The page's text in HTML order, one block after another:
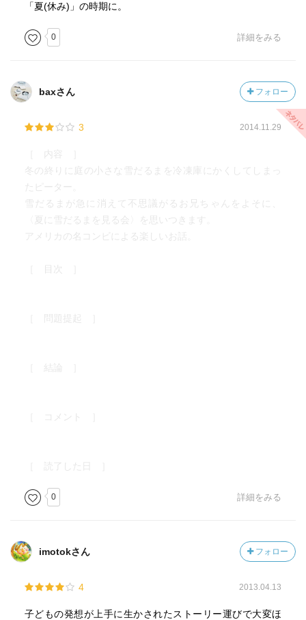
「夏(休み)」の時期に。
0 詳細をみる
baxさん フォロー
3 2014.11.29
［ 内容 ］
冬の終りに庭の小さな雪だるまを冷凍庫にかくしてしまっ
たピーター。
雪だるまが急に消えて不思議がるお兄ちゃんをよそに、
〈夏に雪だるまを見る会〉を思いつきます。
アメリカの名コンビによる楽しいお話。
［ 目次 ］
［ 結論 ］
［ コメント ］
［ 読了した日 ］
0 詳細をみる
imotokさん フォロー
4 2013.04.13
子どもの発想が上手に生かされたストーリー運びで大変ほ